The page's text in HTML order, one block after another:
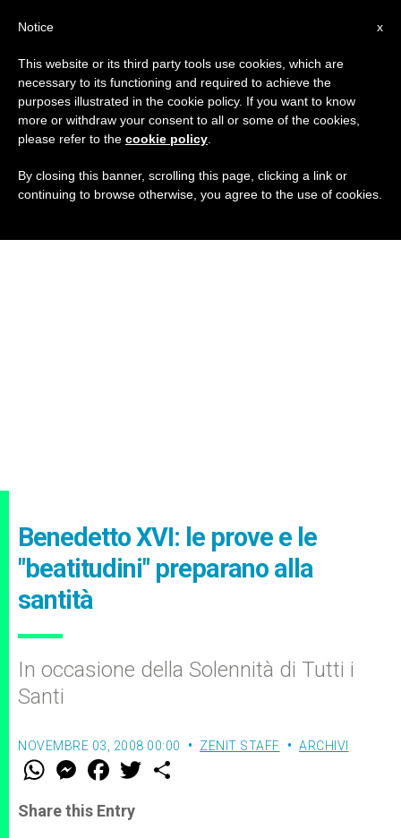
Benedetto XVI: le prove e le
"beatitudini" preparano alla
santità
In occasione della Solennità di Tutti i
Santi
NOVEMBRE 03, 2008 00:00 ZENIT STAFF ARCHIVI
W
t
s
M
e
s
e
F
a
e
b
w
Share this Entry
x
Notice
This website or its third party tools use cookies, which are
necessary to its functioning and required to achieve the
purposes illustrated in the cookie policy. If you want to know
more or withdraw your consent to all or some of the cookies,
please refer to the cookie policy
By closing this banner, scrolling this page, clicking a link or
continuing to browse otherwise, you agree to the use of cookies.